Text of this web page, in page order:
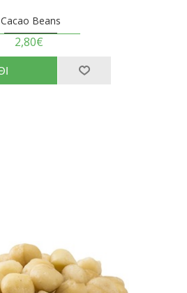
Cacao Beans
2,80€